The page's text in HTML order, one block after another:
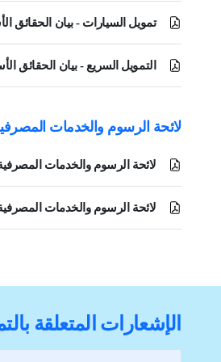
تمويل السيارات - بيان الحقائق
التمويل السريع - بيان الحقائق
لائحة الرسوم والخدمات
لائحة الرسوم والخدمات
لائحة الرسوم والخدمات المصرفية - يسري
الإشعارات المتعلقة